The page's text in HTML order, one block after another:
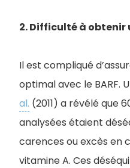
2. Difficulté à
Il est compliqué
optimal avec le BARF.
al. (2011) a révélé que
analysées étaient
carences ou excès en
vitamine A. Ces